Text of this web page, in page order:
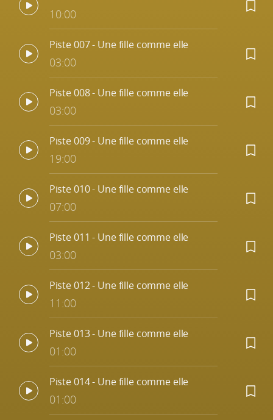
10:00
Piste 007 - Une fille comme elle
03:00
Piste 008 - Une fille comme elle
03:00
Piste 009 - Une fille comme elle
19:00
Piste 010 - Une fille comme elle
07:00
Piste 011 - Une fille comme elle
03:00
Piste 012 - Une fille comme elle
11:00
Piste 013 - Une fille comme elle
01:00
Piste 014 - Une fille comme elle
01:00